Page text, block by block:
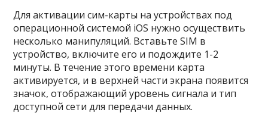
Для активации сим-карты на устройствах под
операционной системой iOS нужно осуществить
несколько манипуляций. Вставьте SIM в
устройство, включите его и подождите 1-2
минуты. В течение этого времени карта
активируется, и в верхней части экрана появится
значок, отображающий уровень сигнала и тип
доступной сети для передачи данных.